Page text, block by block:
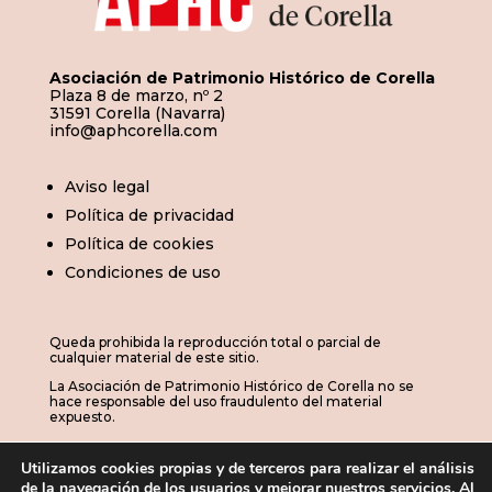
Asociación de Patrimonio Histórico de Corella
Plaza 8 de marzo, nº 2
31591 Corella (Navarra)
info@aphcorella.com
Aviso legal
Política de privacidad
Política de cookies
Condiciones de uso
Queda prohibida la reproducción total o parcial de
cualquier material de este sitio.
La Asociación de Patrimonio Histórico de Corella no se
hace responsable del uso fraudulento del material
expuesto.
Utilizamos cookies propias y de terceros para realizar el análisis